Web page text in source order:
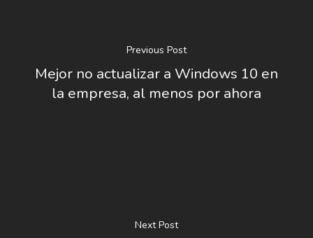
Previous Post
Mejor no actualizar a Windows 10 en
la empresa, al menos por ahora
Next Post